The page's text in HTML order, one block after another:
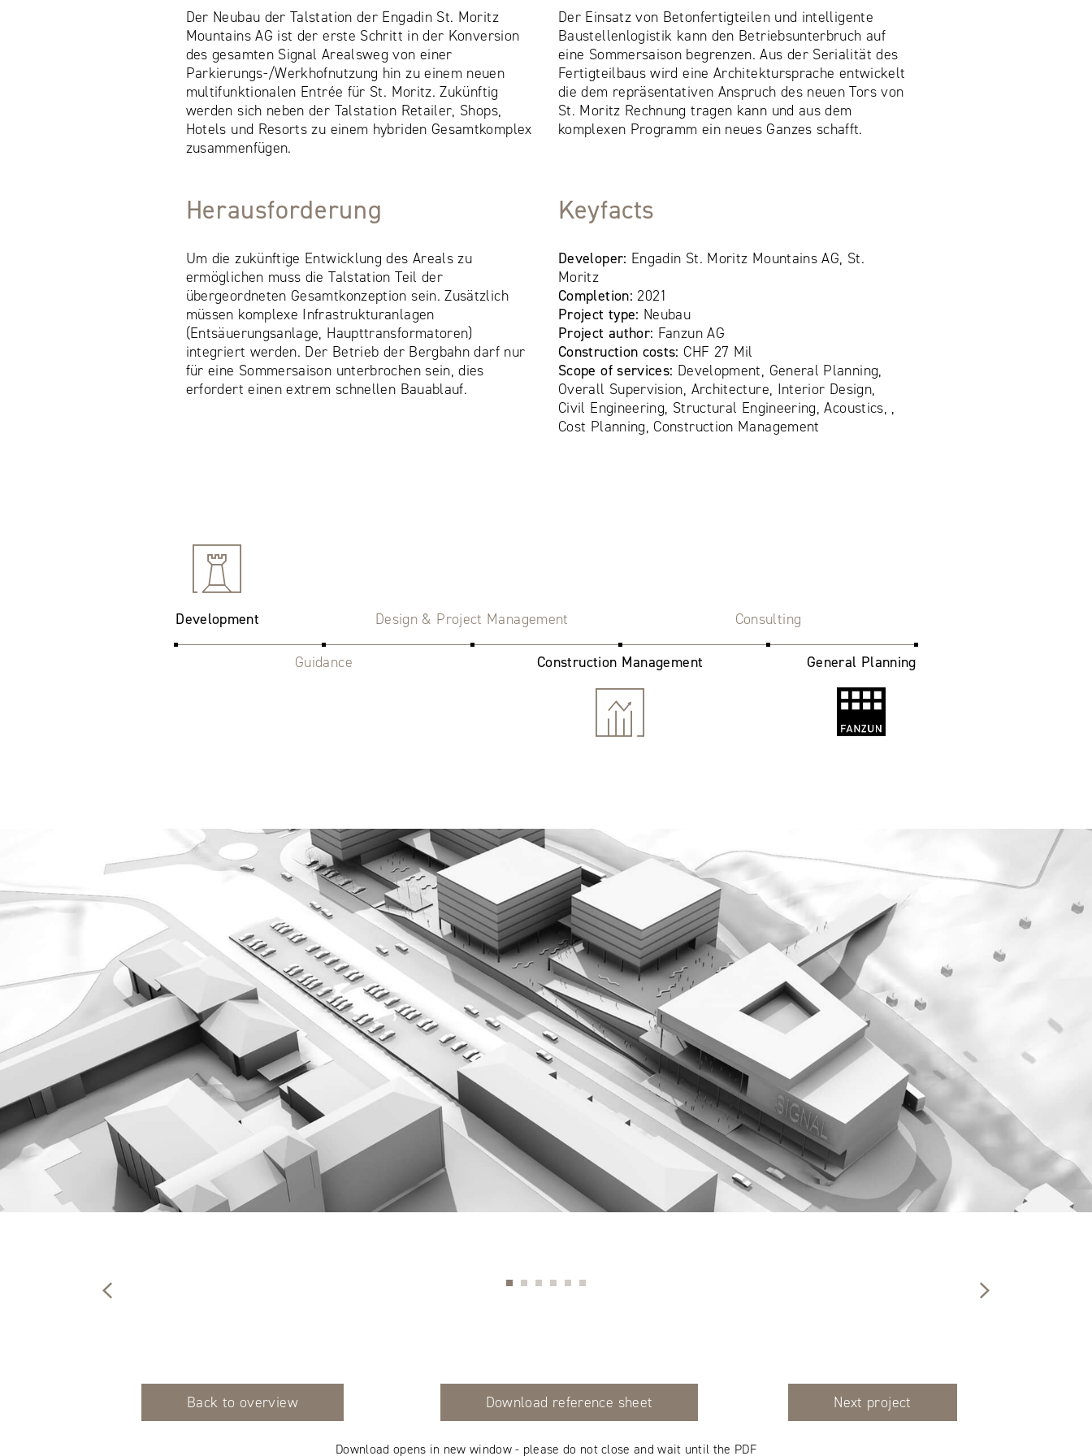
Der Neubau der Talstation der Engadin St. Moritz
Mountains AG ist der erste Schritt in der Konversion
des gesamten Signal Arealsweg von einer
Parkierungs-/Werkhofnutzung hin zu einem neuen
multifunktionalen Entrée für St. Moritz. Zukünftig
werden sich neben der Talstation Retailer, Shops,
Hotels und Resorts zu einem hybriden Gesamtkomplex
zusammenfügen.
Der Einsatz von Betonfertigteilen und intelligente
Baustellenlogistik kann den Betriebsunterbruch auf
eine Sommersaison begrenzen. Aus der Serialität des
Fertigteilbaus wird eine Architektursprache entwickelt
die dem repräsentativen Anspruch des neuen Tors von
St. Moritz Rechnung tragen kann und aus dem
komplexen Programm ein neues Ganzes schafft.
Herausforderung
Um die zukünftige Entwicklung des Areals zu
ermöglichen muss die Talstation Teil der
übergeordneten Gesamtkonzeption sein. Zusätzlich
müssen komplexe Infrastrukturanlagen
(Entsäuerungsanlage, Haupttransformatoren)
integriert werden. Der Betrieb der Bergbahn darf nur
für eine Sommersaison unterbrochen sein, dies
erfordert einen extrem schnellen Bauablauf.
Keyfacts
Developer: Engadin St. Moritz Mountains AG, St.
Moritz
Completion:2021
Project type: Neubau
Project author: Fanzun AG
Construction costs: CHF 27 Mil
Scope of services: Development, General Planning,
Overall Supervision, Architecture, Interior Design,
Civil Engineering, Structural Engineering, Acoustics, ,
Cost Planning, Construction Management
Development
Guidance
Design & Project Management
Construction Management
Consulting
General Planning
Back to overview Download reference sheet Next project
Download opens in new window - please do not close and wait until the PDF